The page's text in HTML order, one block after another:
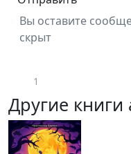
Вы оставите
скрыт
1
Другие книги